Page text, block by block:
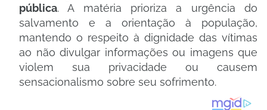
pública. A matéria prioriza a urgência do
salvamento e a orientação à população,
mantendo o respeito à dignidade das vítimas
ao não divulgar informações ou imagens que
violem sua privacidade ou causem
sensacionalismo sobre seu sofrimento.